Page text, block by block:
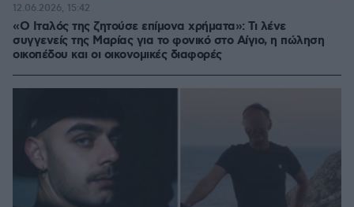
«Ο Ιταλός της ζητούσε επίμονα χρήματα»: Τι λένε
συγγενείς της Μαρίας για το φονικό στο Αίγιο, η πώληση
οικοπέδου και οι οικονομικές διαφορές
12.06.2026, 15:42